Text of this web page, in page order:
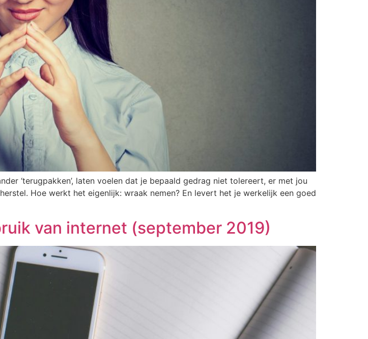
‘terugpakken’, laten voelen dat je bepaald gedrag niet tolereert, er met jou
Hoe werkt het eigenlijk: wraak nemen? En levert het je werkelijk een goed
van internet (september 2019)